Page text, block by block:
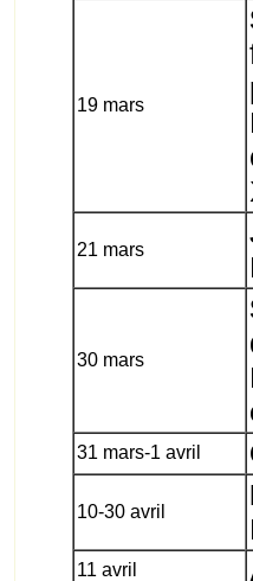
19 mars
21 mars
30 mars
31 mars-1 avril
10-30 avril
11 avril